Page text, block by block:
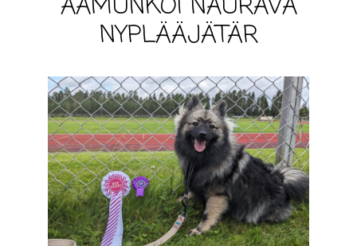
AAMUNKOI NAURAVA
NYPLÄÄJÄTÄR